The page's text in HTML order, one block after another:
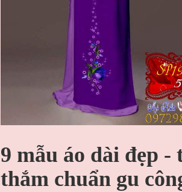
9 mẫu áo dài đẹp
thắm chuẩn gu